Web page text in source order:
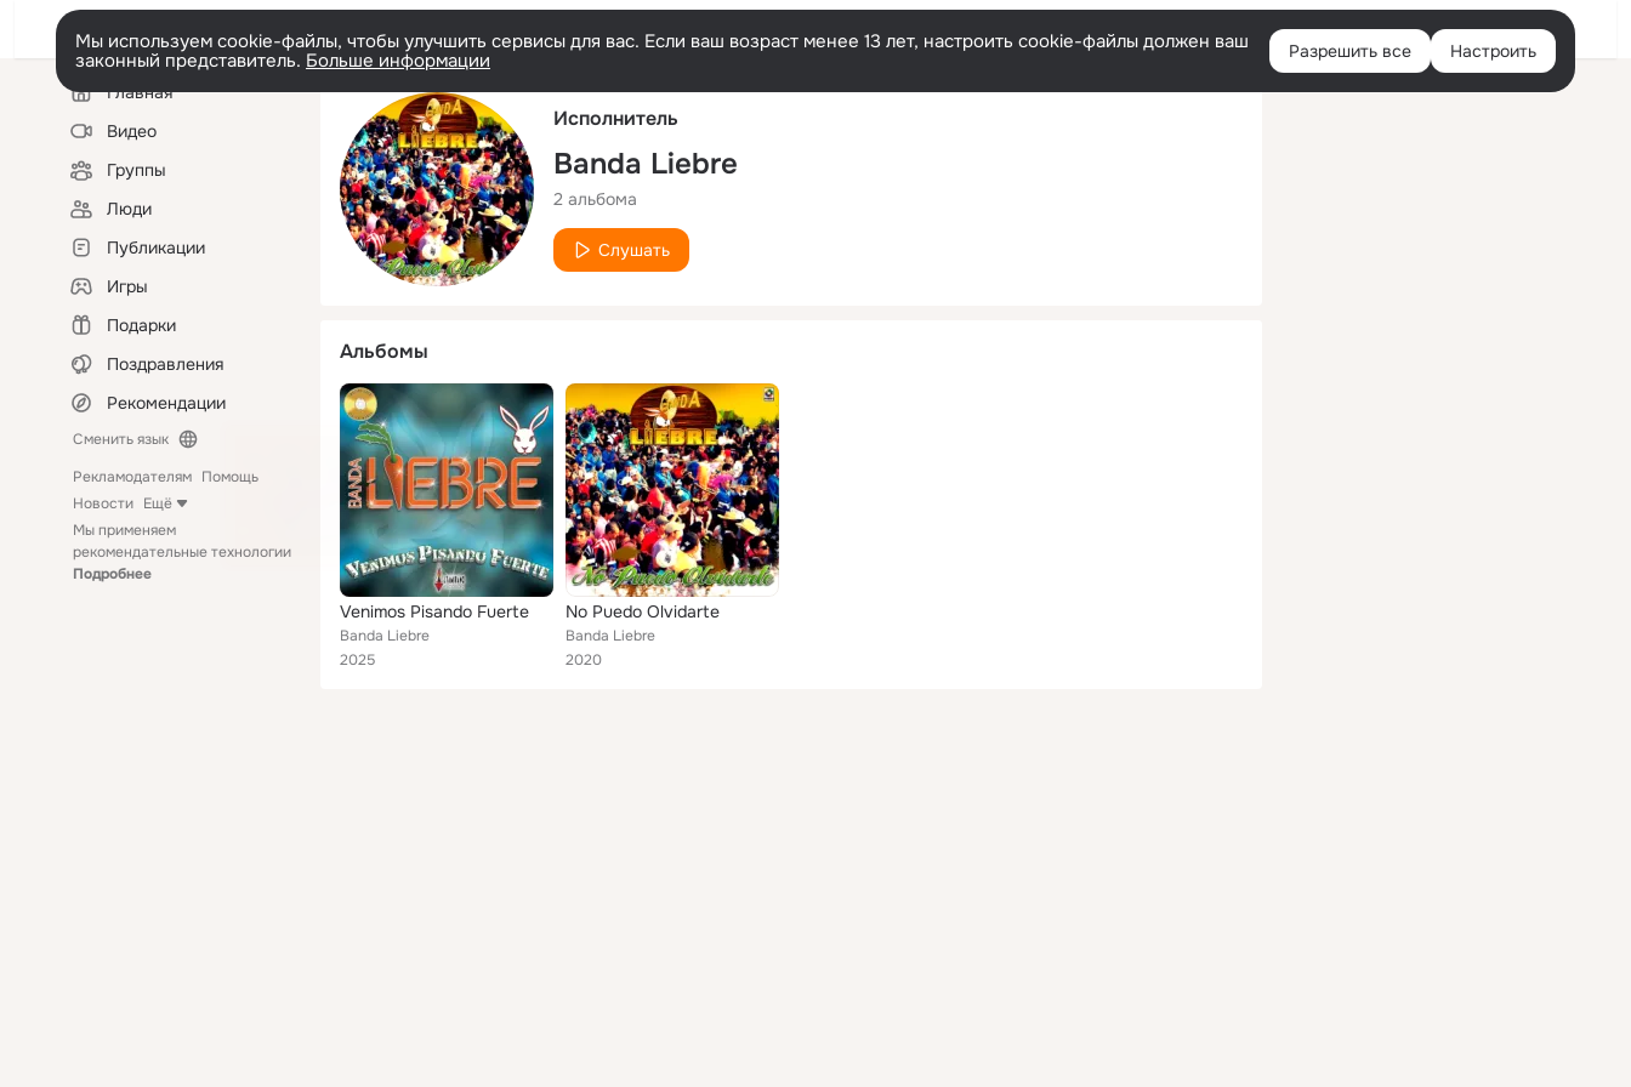
Русский Войти
Мы используем cookie-файлы, чтобы улучшить сервисы для вас. Если ваш возраст менее 13 лет, настроить cookie-файлы должен ваш
законный представитель. Больше информации Разрешить все Настроить
Левая
колонкаГлавная
Видео
Группы
Люди
Публикации
Игры
Подарки
Поздравления
Рекомендации
Сменить язык
Рекламодателям Помощь
Новости Ещё
Мы применяем
рекомендательные технологии
Подробнее
Исполнитель
Banda Liebre
2 альбома
Слушать
Альбомы
Venimos Pisando Fuerte
Banda Liebre
2025
No Puedo Olvidarte
Banda Liebre
2020